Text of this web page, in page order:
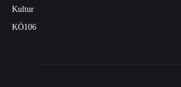
Kultur
KÖ106